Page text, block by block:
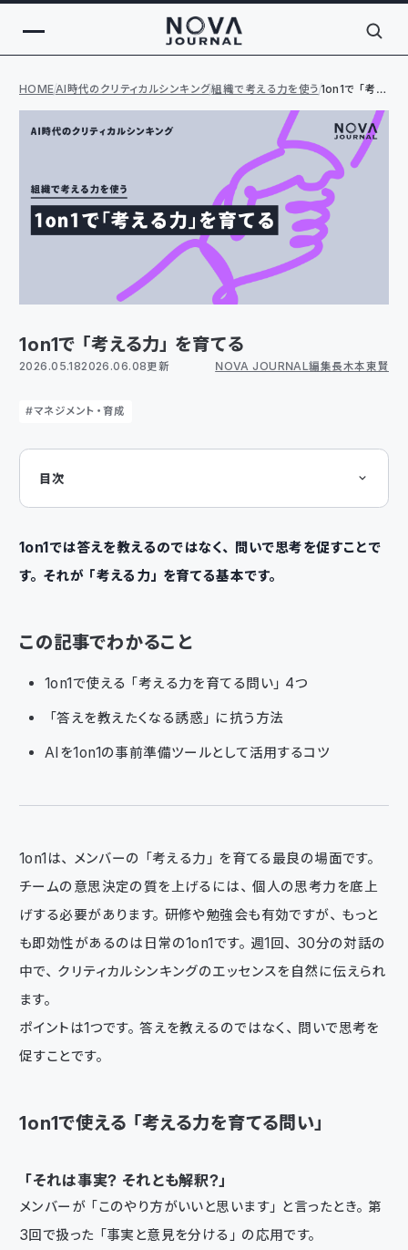
HOMEAI時代のクリティカルシンキング組織で考える力を使う1on1で「考え
1on1で「考える力」を育てる
2026.05.182026.06.08更新 NOVA JOURNAL編集長 木本 東賢
マネジメント・育成
目次
1on1で使える「考える力を育てる問い」
「他にどんな方法がある？」
「誰かがこの提案に反対するとしたら、どんな理由で？」
まとめ
1on1では答えを教えるのではなく、問いで思考を促すことで
す。それが「考える力」を育てる基本です。
この記事でわかること
1on1で使える「考える力を育てる問い」4つ
「答えを教えたくなる誘惑」に抗う方法
AIを1on1の事前準備ツールとして活用するコツ
1on1は、メンバーの「考える力」を育てる最良の場面です。
チームの意思決定の質を上げるには、個人の思考力を底上
げする必要があります。研修や勉強会も有効ですが、もっと
も即効性があるのは日常の1on1です。週1回、30分の対話の
中で、クリティカルシンキングのエッセンスを自然に伝えられ
ます。
ポイントは1つです。答えを教えるのではなく、問いで思考を
促すことです。
1on1で使える「考える力を育てる問い」
「それは事実？ それとも解釈？」
メンバーが「このやり方がいいと思います」と言ったとき。第
3回で扱った「事実と意見を分ける」の応用です。